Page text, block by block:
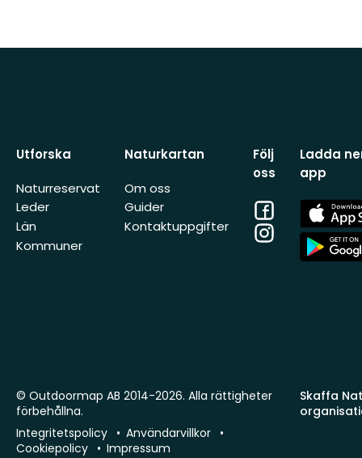
Utforska
Naturreservat
Leder
Län
Kommuner
Naturkartan
Om oss
Guider
Kontaktuppgifter
Följ
oss
Facebook
Instagram
Ladda
app
App
Store
App
Store
Skaffa
© Outdoormap AB 2014-2026. Alla rättigheter
förbehållna.
Integritetspolicy
Användarvillkor
Cookiepolicy
Impressum